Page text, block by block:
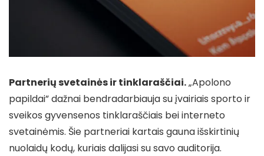
Partnerių svetainės ir tinklaraščiai.„Apolono
papildai” dažnai bendradarbiauja su įvairiais sporto ir
sveikos gyvensenos tinklaraščiais bei interneto
svetainėmis. Šie partneriai kartais gauna išskirtinių
nuolaidų kodų, kuriais dalijasi su savo auditorija.